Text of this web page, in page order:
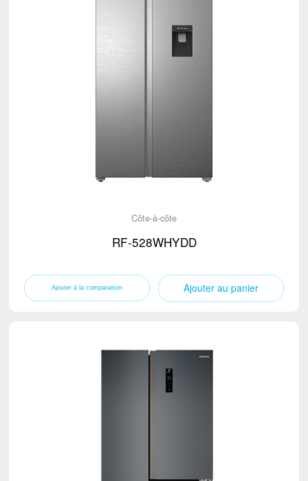
Côte-à-côte
RF-528WHYDD
Ajouter au panier